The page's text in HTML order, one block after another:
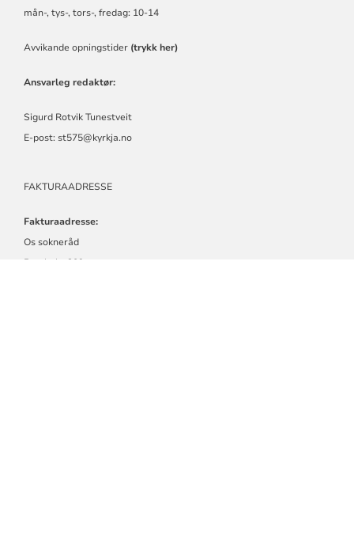
mån-, tys-, tors-, fredag: 10-14
Avvikande opningstider (trykk her)
Ansvarleg redaktør:
Sigurd Rotvik Tunestveit
E-post: st575@kyrkja.no
FAKTURAADRESSE
Fakturaadresse:
Os sokneråd
Postboks 209